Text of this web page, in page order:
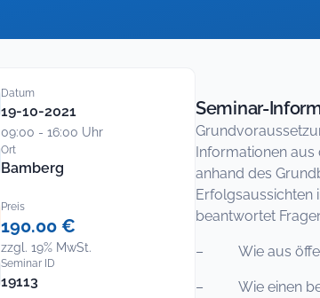
Datum
19-10-2021
09:00 - 16:00 Uhr
Ort
Bamberg
Preis
190.00 €
zzgl. 19% MwSt.
Seminar ID
19113
Seminar-
Informationen aus
anhand des
Erfolgsaussichten
beantwortet
– Wie aus
– Wie einen